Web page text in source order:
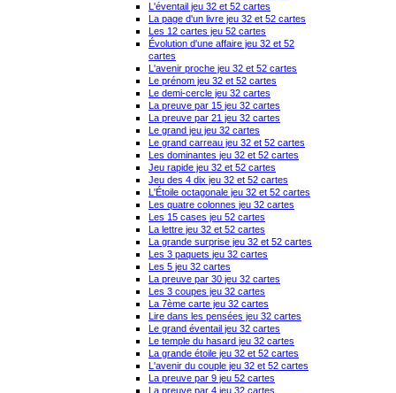
L'éventail jeu 32 et 52 cartes
La page d'un livre jeu 32 et 52 cartes
Les 12 cartes jeu 52 cartes
Évolution d'une affaire jeu 32 et 52
cartes
L'avenir proche jeu 32 et 52 cartes
Le prénom jeu 32 et 52 cartes
Le demi-cercle jeu 32 cartes
La preuve par 15 jeu 32 cartes
La preuve par 21 jeu 32 cartes
Le grand jeu jeu 32 cartes
Le grand carreau jeu 32 et 52 cartes
Les dominantes jeu 32 et 52 cartes
Jeu rapide jeu 32 et 52 cartes
Jeu des 4 dix jeu 32 et 52 cartes
L'Étoile octagonale jeu 32 et 52 cartes
Les quatre colonnes jeu 32 cartes
Les 15 cases jeu 52 cartes
La lettre jeu 32 et 52 cartes
La grande surprise jeu 32 et 52 cartes
Les 3 paquets jeu 32 cartes
Les 5 jeu 32 cartes
La preuve par 30 jeu 32 cartes
Les 3 coupes jeu 32 cartes
La 7ème carte jeu 32 cartes
Lire dans les pensées jeu 32 cartes
Le grand éventail jeu 32 cartes
Le temple du hasard jeu 32 cartes
La grande étoile jeu 32 et 52 cartes
L'avenir du couple jeu 32 et 52 cartes
La preuve par 9 jeu 52 cartes
La preuve par 4 jeu 32 cartes